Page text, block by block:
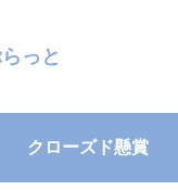
っと
クローズド懸賞